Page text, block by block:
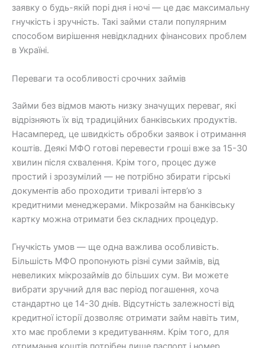
заявку о будь-якій порі дня і ночі — це дає максимальну
гнучкість і зручність. Такі займи стали популярним
способом вирішення невідкладних фінансових проблем
в Україні.
Переваги та особливості срочних займів
Займи без відмов мають низку значущих переваг, які
відрізняють їх від традиційних банківських продуктів.
Насамперед, це швидкість обробки заявок і отримання
коштів. Деякі МФО готові перевести гроші вже за 15-30
хвилин після схвалення. Крім того, процес дуже
простий і зрозумілий — не потрібно збирати гірські
документів або проходити тривалі інтерв’ю з
кредитними менеджерами. Мікрозайм на банківську
картку можна отримати без складних процедур.
Гнучкість умов — ще одна важлива особливість.
Більшість МФО пропонують різні суми займів, від
невеликих мікрозаймів до більших сум. Ви можете
вибрати зручний для вас період погашення, хоча
стандартно це 14-30 днів. Відсутність залежності від
кредитної історії дозволяє отримати займ навіть тим,
хто має проблеми з кредитуванням. Крім того, для